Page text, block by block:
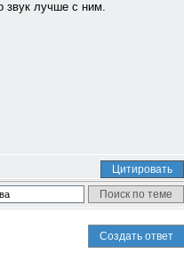
звук лучше с ним.
Цитировать
Создать ответ